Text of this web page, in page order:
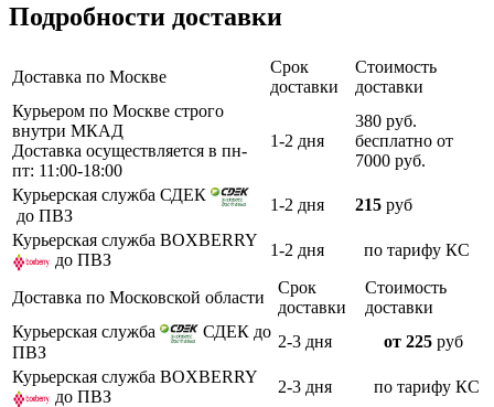
Подробности доставки
Доставка по Москве
Срок
доставки
Стоимость
доставки
Курьером по Москве строго
внутри МКАД
Доставка осуществляется в пн-
пт: 11:00-18:00
1-2 дня
380 руб.
бесплатно от
7000 руб.
Курьерская служба СДЕК
до ПВЗ
1-2 дня 215 руб
Курьерская служба BOXBERRY
до ПВЗ
1-2 дня по тарифу КС
Доставка по Московской области
Срок
доставки
Стоимость
доставки
Курьерская служба
СДЕК до
ПВЗ
2-3 дня от 225 руб
Курьерская служба BOXBERRY
до ПВЗ
2-3 дня по тарифу КС